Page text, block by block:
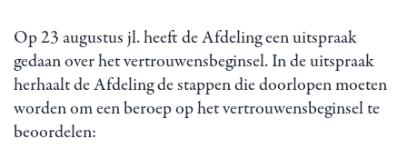
Op 23 augustus jl. heeft de Afdeling een uitspraak
gedaan over het vertrouwensbeginsel. In de uitspraak
herhaalt de Afdeling de stappen die doorlopen moeten
worden om een beroep op het vertrouwensbeginsel te
beoordelen: